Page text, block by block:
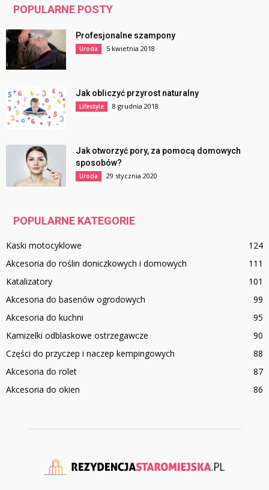
POPULARNE POSTY
Profesjonalne szampony
Uroda 5 kwietnia 2018
Jak obliczyć przyrost naturalny
Lifestyle 8 grudnia 2018
Jak otworzyć pory, za pomocą domowych
sposobów?
Uroda 29 stycznia 2020
POPULARNE KATEGORIE
Kaski motocyklowe
124
Akcesoria do roślin doniczkowych i domowych
111
Katalizatory
101
Akcesoria do basenów ogrodowych
99
Akcesoria do kuchni
95
Kamizelki odblaskowe ostrzegawcze
90
Części do przyczep i naczep kempingowych
88
Akcesoria do rolet
87
Akcesoria do okien
86